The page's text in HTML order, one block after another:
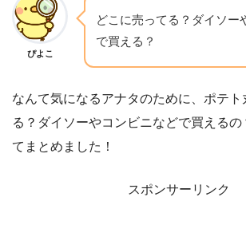
ぴよこ
どこに売ってる？ダイソー
で買える？
なんて気になるアナタのために、ポテト
る？ダイソーやコンビニなどで買えるの
てまとめました！
スポンサーリンク